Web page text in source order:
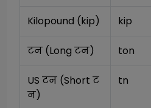
Kilopound (kip) kip
टन (Long टन) ton
US टन (Short ट
न)
tn